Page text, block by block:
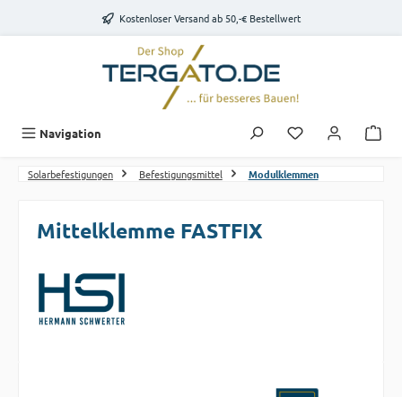
Zum Hauptinhalt springenKostenloser Versand ab 50,-€ Bestellwert
Navigation Du hast 0
Solarbefestigungen Befestigungsmittel Modulklemmen
Mittelklemme FASTFIX